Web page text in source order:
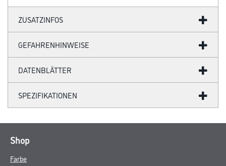
ZUSATZINFOS
GEFAHRENHINWEISE
DATENBLÄTTER
SPEZIFIKATIONEN
Shop
Farbe